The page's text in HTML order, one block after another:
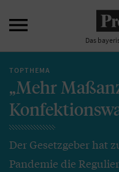

Das
TOPTHEMA
„Mehr
Der Gesetzgeber hat
Pandemie die